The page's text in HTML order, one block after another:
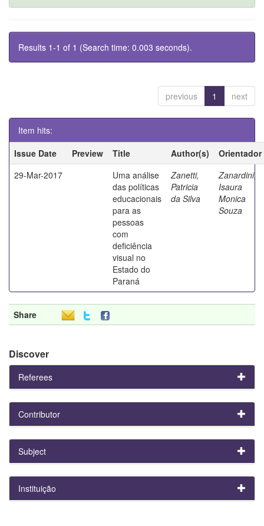
Results 1-1 of 1 (Search time: 0.003 seconds).
previous 1 next
Item hits:
Issue Date
Preview Title Author(s)
Orientador
29-Mar-2017
Uma análise
das políticas
educacionais
para as
pessoas
com
deficiência
visual no
Estado do
Paraná
Zanetti,
Patricia
da Silva
Zanardini,
Isaura
Monica
Souza
Share
Discover
Referees
Contributor
Subject
Instituição